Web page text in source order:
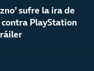
sufre la ira de
PlayStation